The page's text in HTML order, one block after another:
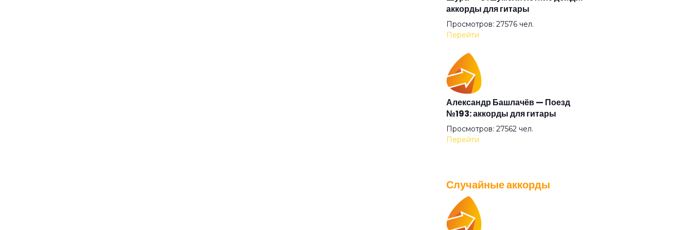
Не спрашивай
Невозврат
Облако и дым
Окраина
Отходняк
аккорды для гитары
Просмотров: 27576 чел.
Перейти
Александр Башлачёв — Поезд
№193: аккорды для гитары
Просмотров: 27562 чел.
Перейти
IOWA — Плохо танцевать: аккорды
для гитары
Случайные аккорды